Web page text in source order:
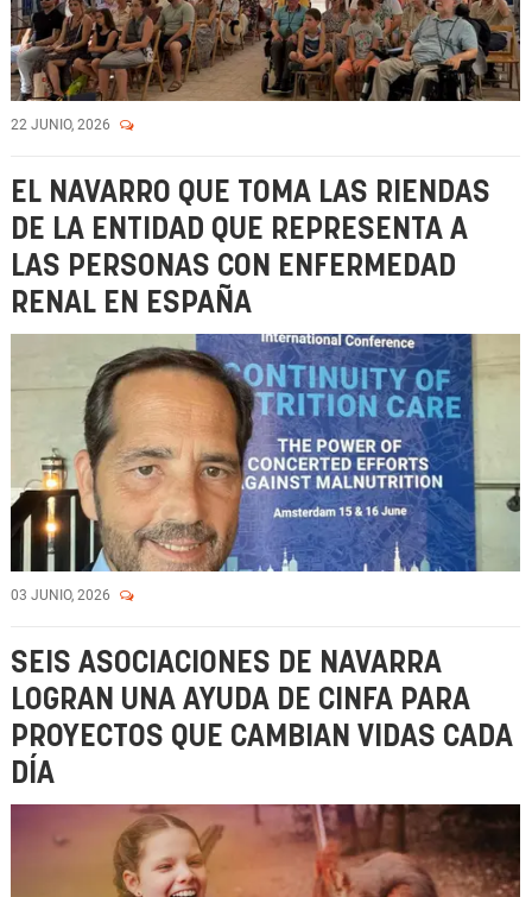
22 JUNIO, 2026
EL NAVARRO QUE TOMA LAS RIENDAS
DE LA ENTIDAD QUE REPRESENTA A
LAS PERSONAS CON ENFERMEDAD
RENAL EN ESPAÑA
03 JUNIO, 2026
SEIS ASOCIACIONES DE NAVARRA
LOGRAN UNA AYUDA DE CINFA PARA
PROYECTOS QUE CAMBIAN VIDAS CADA
DÍA